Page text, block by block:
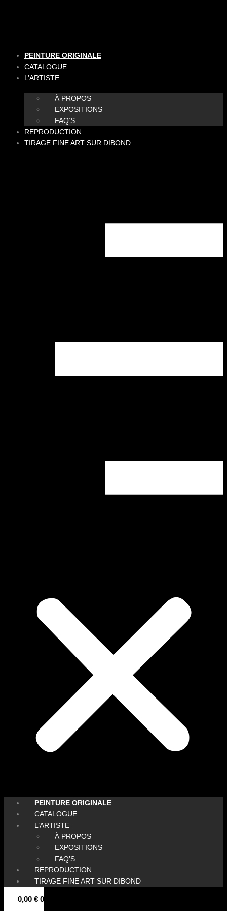
PEINTURE ORIGINALE
CATALOGUE
L’ARTISTE
À PROPOS
EXPOSITIONS
FAQ’S
REPRODUCTION
TIRAGE FINE ART SUR DIBOND
PEINTURE ORIGINALE
CATALOGUE
L’ARTISTE
À PROPOS
EXPOSITIONS
FAQ’S
REPRODUCTION
TIRAGE FINE ART SUR DIBOND
0,00 € 0